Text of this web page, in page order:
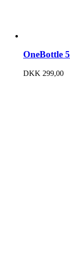
OneBottle
DKK 299,00